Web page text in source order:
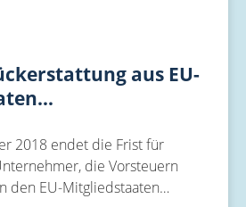
aus EU-
2018 endet die Frist für
die Vorsteuern
den EU-Mitgliedstaaten…